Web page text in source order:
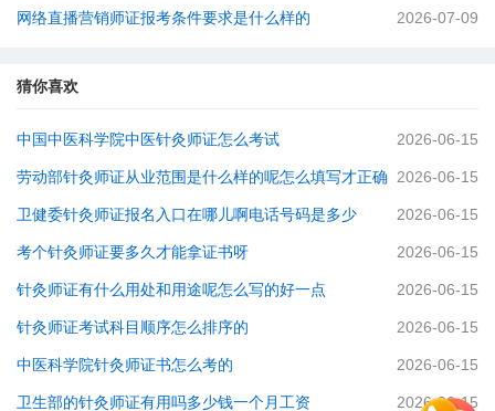
网络直播营销师证报考条件要求是什么样的 2026-07-09
猜你喜欢
中国中医科学院中医针灸师证怎么考试 2026-06-15
劳动部针灸师证从业范围是什么样的呢怎么填写才正确 2026-06-15
卫健委针灸师证报名入口在哪儿啊电话号码是多少 2026-06-15
考个针灸师证要多久才能拿证书呀 2026-06-15
针灸师证有什么用处和用途呢怎么写的好一点 2026-06-15
针灸师证考试科目顺序怎么排序的 2026-06-15
中医科学院针灸师证书怎么考的 2026-06-15
卫生部的针灸师证有用吗多少钱一个月工资 2026-06-15